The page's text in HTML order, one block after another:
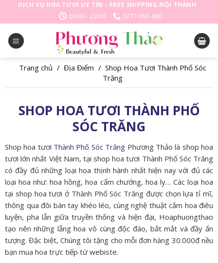
DỊCH VỤ HOA TƯƠI UY TÍN - FREE SHIPPING NỘI THÀNH
06:00 - 23:00
0777-091-090
Trang chủ / Địa Điểm / Shop Hoa Tươi Thành Phố Sóc
Trăng
SHOP HOA TƯƠI THÀNH PHỐ
SÓC TRĂNG
Shop hoa tươi Thành Phố Sóc Trăng Phương Thảo là shop hoa
tươi lớn nhất Việt Nam, tại shop hoa tươi Thành Phố Sóc Trăng
có đầy đủ những loại hoa thịnh hành nhất hiện nay với đủ các
loại hoa như: hoa hồng, hoa cẩm chướng, hoa ly… Các loại hoa
tại shop hoa tươi ở Thành Phố Sóc Trăng được chọn lựa tỉ mĩ,
thông qua đôi bàn tay khéo léo, cùng nghệ thuật cắm hoa điêu
luyện, pha lẫn giữa truyền thống và hiện đại, Hoaphuongthao
tạo nên những lẵng hoa vô cùng độc đáo, bắt mắt và đầy ấn
tượng. Đặc biệt, Chúng tôi tặng cho mỗi đơn hàng 30.000đ nều
bạn mua hoa trực tiếp từ webiste.